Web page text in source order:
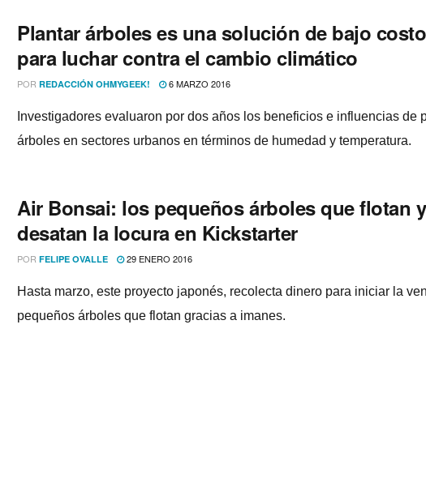
Plantar árboles es una solución de bajo costo
para luchar contra el cambio climático
POR REDACCIÓN OHMYGEEK! 6 MARZO 2016
Investigadores evaluaron por dos años los beneficios e influencias de
árboles en sectores urbanos en términos de humedad y temperatura.
Air Bonsai: los pequeños árboles que flotan y
desatan la locura en Kickstarter
POR FELIPE OVALLE 29 ENERO 2016
Hasta marzo, este proyecto japonés, recolecta dinero para iniciar la
pequeños árboles que flotan gracias a imanes.